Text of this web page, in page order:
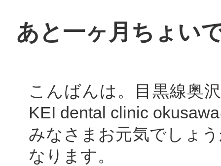
あと一ヶ月ちょい
こんばんは。目黒線奥
KEI dental clinic
みなさまお元気でしょ
なります。